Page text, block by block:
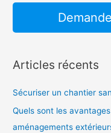
r
Articles récents
Sécuriser un chantier
Quels sont les
aménagements